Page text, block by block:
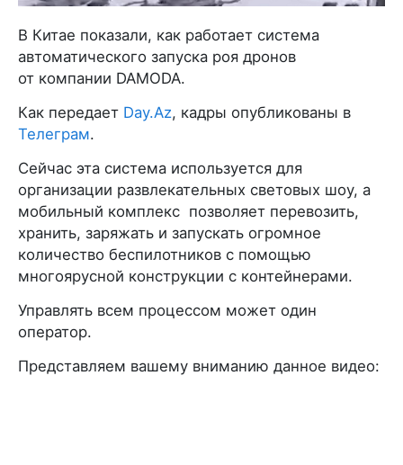
В Китае показали, как работает система
автоматического запуска роя дронов
от компании DAMODA.
Как передает Day.Az, кадры опубликованы в
Телеграм.
Сейчас эта система используется для
организации развлекательных световых шоу, а
мобильный комплекс позволяет перевозить,
хранить, заряжать и запускать огромное
количество беспилотников с помощью
многоярусной конструкции с контейнерами.
Управлять всем процессом может один
оператор.
Представляем вашему вниманию данное видео: